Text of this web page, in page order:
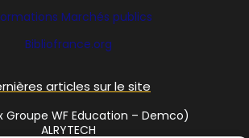
Marchés publics
Bibliofrance.org
articles sur le site
Groupe WF Education – Demco)
ALRYTECH